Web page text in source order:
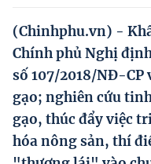
Phát triển kinh tế tư
Ocop và chuỗi giá trị
Kinh tế tư nhân
Doanh nghiệp dân tộc
Khác
(Chinhphu.vn) -
Chính phủ Nghị
số 107/2018/NĐ-
gạo; nghiên cứu
gạo, thúc đẩy việc
hóa nông sản, thí